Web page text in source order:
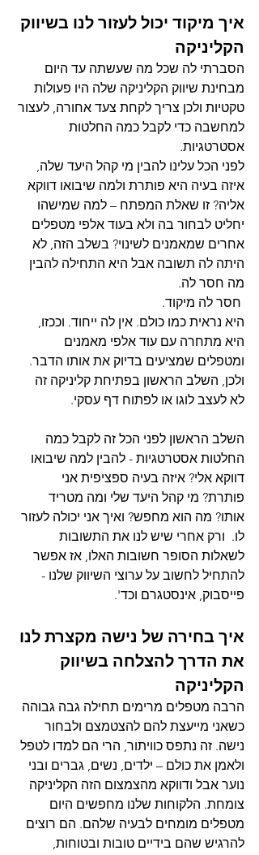
איך מיקוד יכול לעזור לנו בשיווק
הקליניקה
הסברתי לה שכל מה שעשתה עד היום
מבחינת שיווק הקליניקה שלה היו פעולות
טקטיות ולכן צריך לקחת צעד אחורה, לעצור
למחשבה כדי לקבל כמה החלטות
אסטרטגיות.
לפני הכל עלינו להבין מי קהל היעד שלה,
איזה בעיה היא פותרת ולמה שיבואו דווקא
אליה? זו שאלת המפתח – למה שמישהו
יחליט לבחור בה ולא בעוד אלפי מטפלים
אחרים שמאמנים לשינוי? בשלב הזה, לא
היתה לה תשובה אבל היא התחילה להבין
מה חסר לה.
היא נראית כמו כולם. אין לה ייחוד. וככזו,
היא מתחרה עם עוד אלפי מאמנים
ומטפלים שמציעים בדיוק את אותו הדבר.
ולכן, השלב הראשון בפתיחת קליניקה זה
לא לעצב לוגו או לפתוח דף עסקי.
השלב הראשון לפני הכל זה לקבל כמה
החלטות אסטרטגיות - להבין למה שיבואו
דווקא אלי? איזה בעיה ספציפית אני
פותרת? מי קהל היעד שלי ומה מטריד
אותו? מה הוא מחפש? ואיך אני יכולה לעזור
לו.  ורק אחרי שיש לנו את התשובות
לשאלות הסופר חשובות האלו, אז אפשר
להתחיל לחשוב על ערוצי השיווק שלנו -
פייסבוק, אינסטגרם וכד'.
איך בחירה של נישה מקצרת לנו
את הדרך להצלחה בשיווק
הקליניקה
הרבה מטפלים מרימים תחילה גבה גבוהה
כשאני מייעצת להם להצטמצם ולבחור
נישה. זה נתפס כוויתור, הרי הם למדו לטפל
ולאמן את כולם – ילדים, נשים, גברים ובני
נוער אבל ודווקא מהצמצום הזה הקליניקה
צומחת. הלקוחות שלנו מחפשים היום
מטפלים מומחים לבעיה שלהם. הם רוצים
להרגיש שהם בידיים טובות ובטוחות,